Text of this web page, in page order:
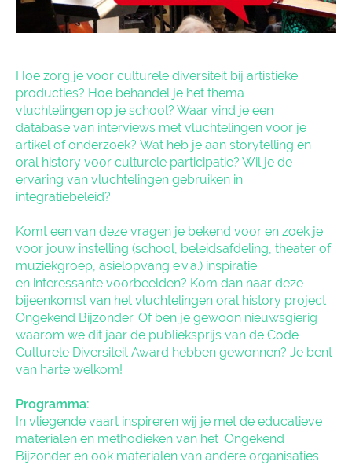
Hoe zorg je voor culturele diversiteit bij artistieke
producties? Hoe behandel je het thema
vluchtelingen op je school? Waar vind je een
database van interviews met vluchtelingen voor je
artikel of onderzoek? Wat heb je aan storytelling en
oral history voor culturele participatie? Wil je de
ervaring van vluchtelingen gebruiken in
integratiebeleid?
Komt een van deze vragen je bekend voor en zoek je
voor jouw instelling (school, beleidsafdeling, theater of
muziekgroep, asielopvang e.v.a.) inspiratie
en interessante voorbeelden? Kom dan naar deze
bijeenkomst van het vluchtelingen oral history project
Ongekend Bijzonder. Of ben je gewoon nieuwsgierig
waarom we dit jaar de publieksprijs van de Code
Culturele Diversiteit Award hebben gewonnen? Je bent
van harte welkom!
Programma:
In vliegende vaart inspireren wij je met de educatieve
materialen en methodieken van het Ongekend
Bijzonder en ook materialen van andere organisaties